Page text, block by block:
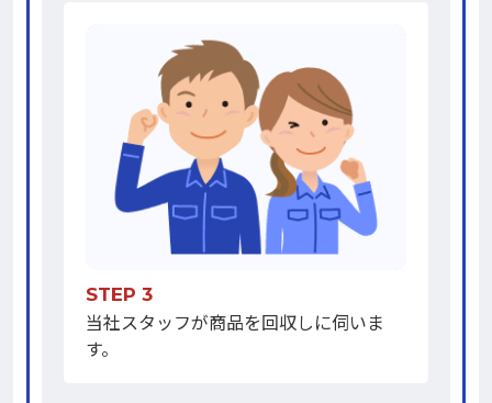
STEP 3
当社スタッフが商品を回収しに伺いま
す。